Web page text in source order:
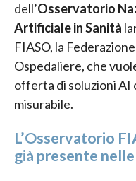
dell’Osservatorio
Artificiale in Sanità
FIASO, la
Ospedaliere, che
offerta di soluzioni AI
misurabile.
L’Osservatorio
già presente